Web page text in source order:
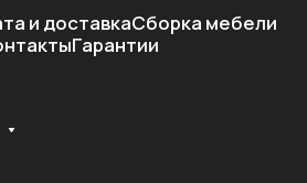
и доставкаСборка мебели
Гарантии